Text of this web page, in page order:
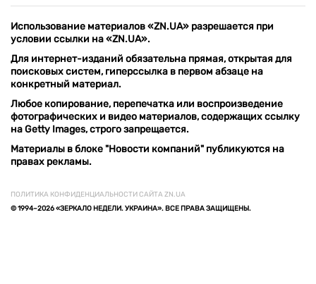
Использование материалов «ZN.UA» разрешается при
условии ссылки на «ZN.UA».
Для интернет-изданий обязательна прямая, открытая для
поисковых систем, гиперссылка в первом абзаце на
конкретный материал.
Любое копирование, перепечатка или воспроизведение
фотографических и видео материалов, содержащих ссылку
на Getty Images, строго запрещается.
Материалы в блоке "Новости компаний" публикуются на
правах рекламы.
ПОЛИТИКА КОНФИДЕНЦИАЛЬНОСТИ САЙТА ZN.UA
© 1994–2026 «ЗЕРКАЛО НЕДЕЛИ. УКРАИНА». ВСЕ ПРАВА ЗАЩИЩЕНЫ.